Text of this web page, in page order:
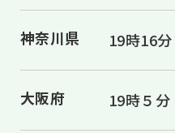
神奈川県 19時16分
大阪府 19時５分